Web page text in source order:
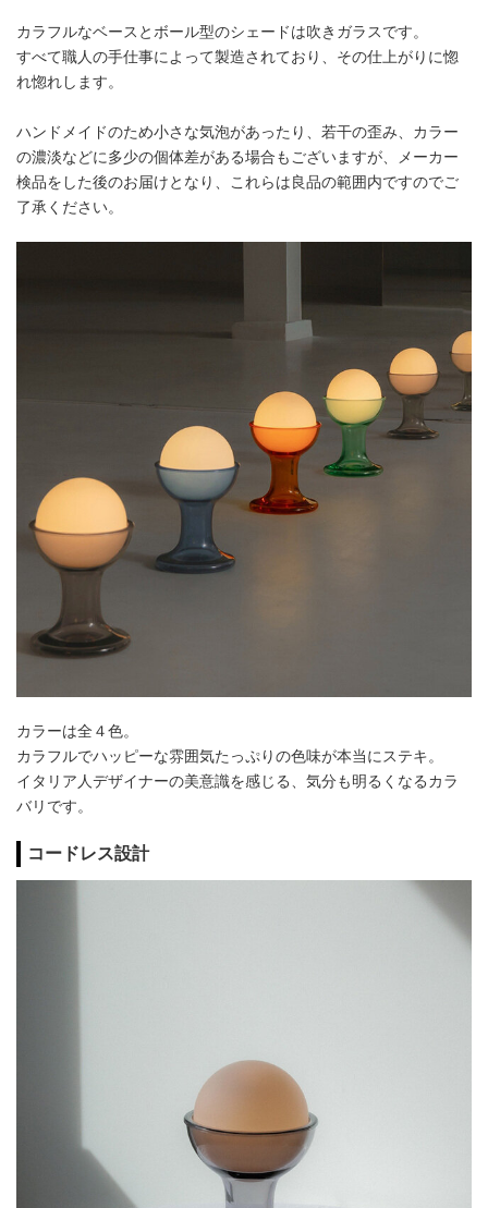
カラフルなベースとボール型のシェードは吹きガラスです。
すべて職人の手仕事によって製造されており、その仕上がりに惚
れ惚れします。
ハンドメイドのため小さな気泡があったり、若干の歪み、カラー
の濃淡などに多少の個体差がある場合もございますが、メーカー
検品をした後のお届けとなり、これらは良品の範囲内ですのでご
了承ください。
カラーは全４色。
カラフルでハッピーな雰囲気たっぷりの色味が本当にステキ。
イタリア人デザイナーの美意識を感じる、気分も明るくなるカラ
バリです。
コードレス設計